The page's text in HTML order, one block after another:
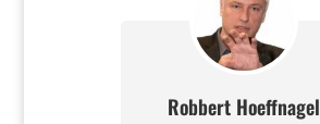
Robbert Hoeffnagel